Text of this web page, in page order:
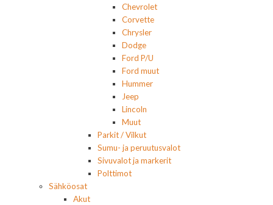
Chevrolet
Corvette
Chrysler
Dodge
Ford P/U
Ford muut
Hummer
Jeep
Lincoln
Muut
Parkit / Vilkut
Sumu- ja peruutusvalot
Sivuvalot ja markerit
Polttimot
Sähköosat
Akut